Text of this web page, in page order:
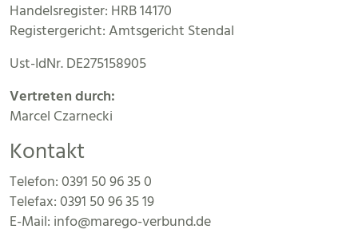
Handelsregister: HRB 14170
Registergericht: Amtsgericht Stendal
Ust-IdNr. DE275158905
Vertreten durch:
Marcel Czarnecki
Kontakt
Telefon: 0391 50 96 35 0
Telefax: 0391 50 96 35 19
E-Mail: info@marego-verbund.de